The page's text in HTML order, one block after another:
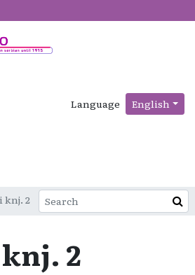
Language English
knj. 2
2